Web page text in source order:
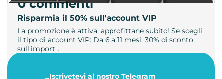
Risparmia il 50% sull'account VIP
La promozione è attiva: approfittane subito! Se scegli
il tipo di account VIP: Da 6 a 11 mesi: 30% di sconto
sull'import…
0 commenti
Iscrivetevi al nostro Telegram